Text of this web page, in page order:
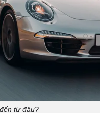
từ đâu?
thế giới. Nhiều năm
Ford, Honda, Kia,